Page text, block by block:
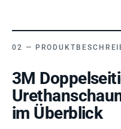
3M
im Überblick